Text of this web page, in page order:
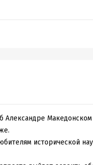
Александре
исторической